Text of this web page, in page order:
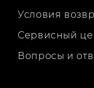
Условия
Сервисный
Вопросы и